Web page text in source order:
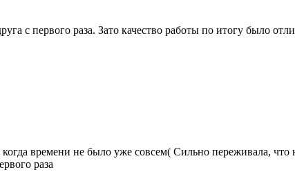
с первого раза. Зато качество работы по итогу было
времени не было уже совсем( Сильно переживала,
раза